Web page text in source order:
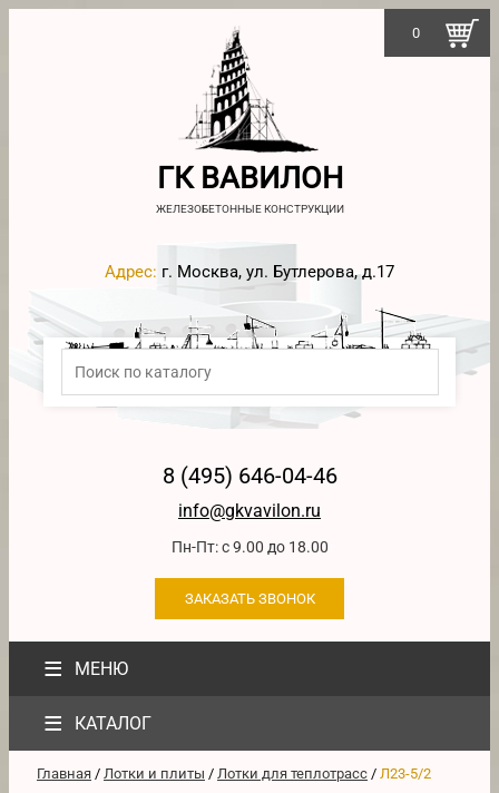
ГК ВАВИЛОН
ЖЕЛЕЗОБЕТОННЫЕ КОНСТРУКЦИИ
Адрес: г. Москва, ул. Бутлерова, д.17
8 (495) 646-04-46
info@gkvavilon.ru
Пн-Пт: с 9.00 до 18.00
ЗАКАЗАТЬ ЗВОНОК
≡ МЕНЮ
0
≡ КАТАЛОГ
Главная / Лотки и плиты / Лотки для теплотрасс / Л23-5/2